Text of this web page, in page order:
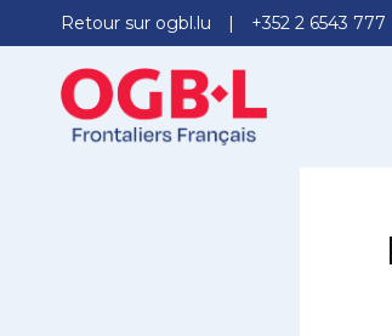
Retour sur ogbl.lu +352 2 6543 777